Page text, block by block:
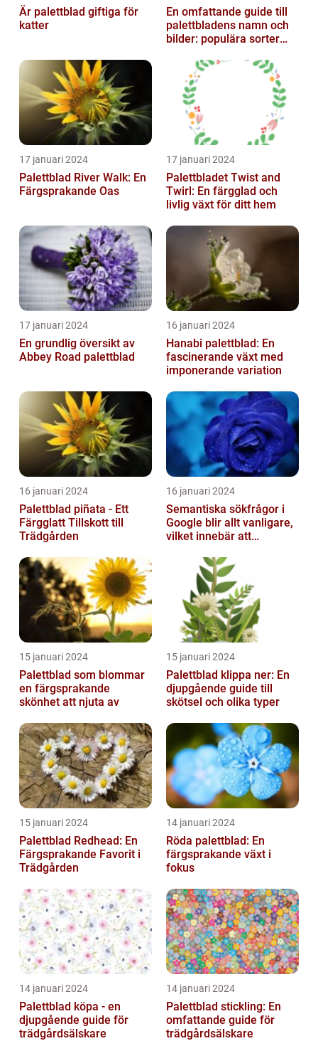
Är palettblad giftiga för
katter
En omfattande guide till
palettbladens namn och
bilder: populära sorter
17 januari 2024
Palettblad River Walk: En
Färgsprakande Oas
17 januari 2024
Palettbladet Twist and
Twirl: En färgglad och
livlig växt för ditt hem
17 januari 2024
En grundlig översikt av
Abbey Road palettblad
16 januari 2024
Hanabi palettblad: En
fascinerande växt med
imponerande variation
16 januari 2024
Palettblad piñata - Ett
Färgglatt Tillskott till
Trädgården
16 januari 2024
Semantiska sökfrågor i
Google blir allt vanligare,
vilket innebär att
att fö...
15 januari 2024
Palettblad som blommar
en färgsprakande
skönhet att njuta av
15 januari 2024
Palettblad klippa ner: En
djupgående guide till
skötsel och olika typer
15 januari 2024
Palettblad Redhead: En
Färgsprakande Favorit i
Trädgården
14 januari 2024
Röda palettblad: En
färgsprakande växt i
fokus
14 januari 2024
Palettblad köpa - en
djupgående guide för
trädgårdsälskare
14 januari 2024
Palettblad stickling: En
omfattande guide för
trädgårdsälskare